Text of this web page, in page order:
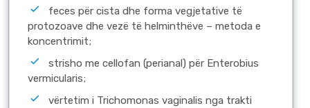
feces për cista dhe forma vegjetative të
protozoave dhe vezë të helminthëve – metoda e
koncentrimit;
strisho me cellofan (perianal) për Enterobius
vermicularis;
vërtetim i Trichomonas vaginalis nga trakti